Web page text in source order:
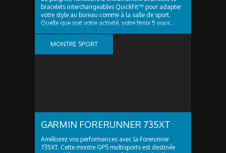
bracelets interchangeables QuickFit™ pour adapter
votre style au bureau comme à la salle de sport.
Quelle que soit votre activité, votre fēnix 5 vous...
MONTRE SPORT
GARMIN FORERUNNER 735XT
Améliorez vos performances avec la Forerunner
735XT. Cette montre GPS multisports est destinée